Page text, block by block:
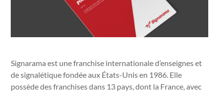
Signarama est une franchise internationale d’enseignes et
de signalétique fondée aux États-Unis en 1986. Elle
possède des franchises dans 13 pays, dont la France, avec